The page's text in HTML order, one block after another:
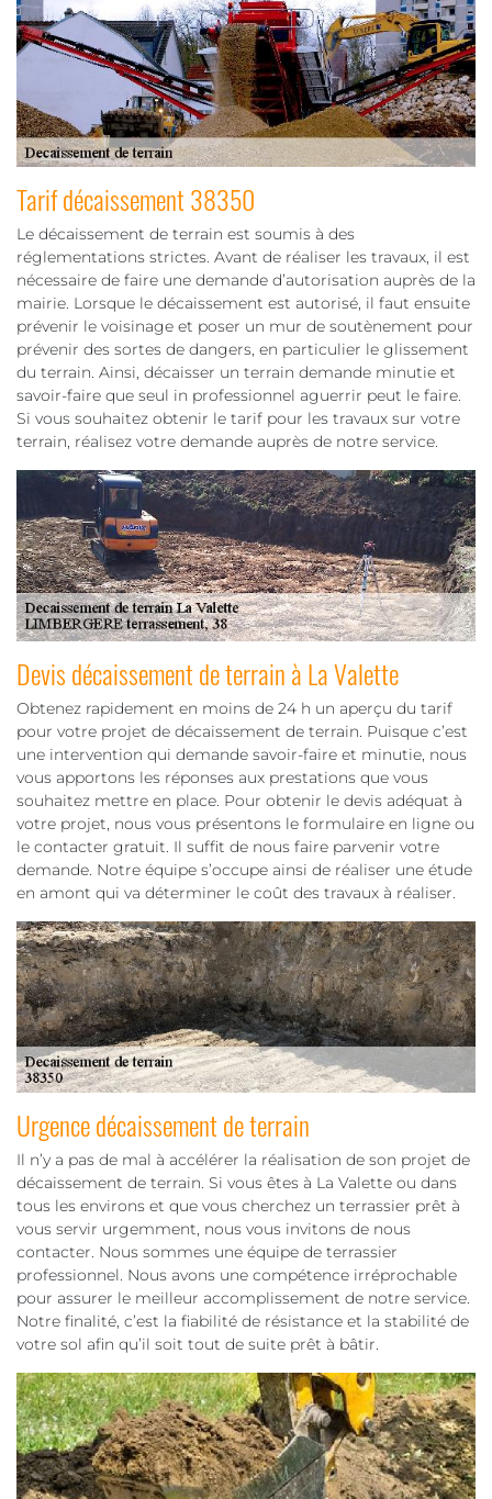
Tarif décaissement 38350
Le décaissement de terrain est soumis à des
réglementations strictes. Avant de réaliser les travaux, il est
nécessaire de faire une demande d’autorisation auprès de la
mairie. Lorsque le décaissement est autorisé, il faut ensuite
prévenir le voisinage et poser un mur de soutènement pour
prévenir des sortes de dangers, en particulier le glissement
du terrain. Ainsi, décaisser un terrain demande minutie et
savoir-faire que seul in professionnel aguerrir peut le faire.
Si vous souhaitez obtenir le tarif pour les travaux sur votre
terrain, réalisez votre demande auprès de notre service.
Devis décaissement de terrain à La Valette
Obtenez rapidement en moins de 24 h un aperçu du tarif
pour votre projet de décaissement de terrain. Puisque c’est
une intervention qui demande savoir-faire et minutie, nous
vous apportons les réponses aux prestations que vous
souhaitez mettre en place. Pour obtenir le devis adéquat à
votre projet, nous vous présentons le formulaire en ligne ou
le contacter gratuit. Il suffit de nous faire parvenir votre
demande. Notre équipe s’occupe ainsi de réaliser une étude
en amont qui va déterminer le coût des travaux à réaliser.
Urgence décaissement de terrain
Il n’y a pas de mal à accélérer la réalisation de son projet de
décaissement de terrain. Si vous êtes à La Valette ou dans
tous les environs et que vous cherchez un terrassier prêt à
vous servir urgemment, nous vous invitons de nous
contacter. Nous sommes une équipe de terrassier
professionnel. Nous avons une compétence irréprochable
pour assurer le meilleur accomplissement de notre service.
Notre finalité, c’est la fiabilité de résistance et la stabilité de
votre sol afin qu’il soit tout de suite prêt à bâtir.